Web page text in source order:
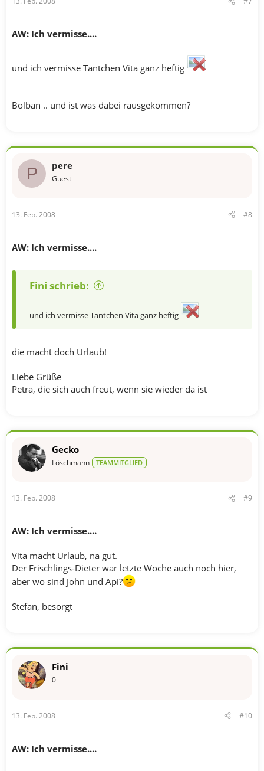
AW: Ich vermisse....
und ich vermisse Tantchen Vita ganz heftig
Bolban .. und ist was dabei rausgekommen?
P pere
Guest
13. Feb. 2008 #8
AW: Ich vermisse....
Fini schrieb:
und ich vermisse Tantchen Vita ganz heftig
die macht doch Urlaub!
Liebe Grüße
Petra, die sich auch freut, wenn sie wieder da ist
Gecko
Löschmann TEAMMITGLIED
13. Feb. 2008 #9
AW: Ich vermisse....
Vita macht Urlaub, na gut.
Der Frischlings-Dieter war letzte Woche auch noch hier,
aber wo sind John und Api?
Stefan, besorgt
Fini
0
13. Feb. 2008 #10
AW: Ich vermisse....